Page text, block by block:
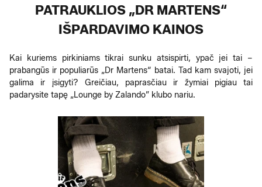
PATRAUKLIOS „DR MARTENS“
IŠPARDAVIMO KAINOS
Kai kuriems pirkiniams tikrai sunku atsispirti, ypač jei tai –
prabangūs ir populiarūs „Dr Martens“ batai. Tad kam svajoti, jei
galima ir įsigyti? Greičiau, paprasčiau ir žymiai pigiau tai
padarysite tapę „Lounge by Zalando” klubo nariu.